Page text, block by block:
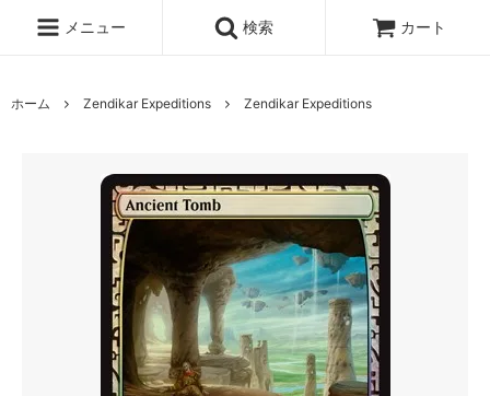
メニュー 検索 カート
ホーム Zendikar Expeditions Zendikar Expeditions